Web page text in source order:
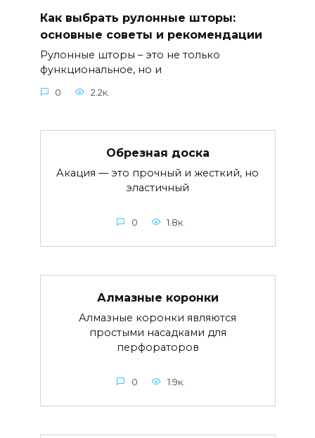
Как выбрать рулонные шторы:
основные советы и рекомендации
Рулонные шторы – это не только
функциональное, но и
0 2.2к.
Обрезная доска
Акация — это прочный и жесткий, но
эластичный
0 1.8к.
Алмазные коронки
Алмазные коронки являются
простыми насадками для
перфораторов
0 1.9к.